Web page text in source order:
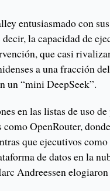
entusiasmado con
la capacidad de
que casi
a una fracción
un “mini DeepSeek”.
en las listas de uso
OpenRouter,
que ejecutivos
de datos en la
Andreessen elogiaron